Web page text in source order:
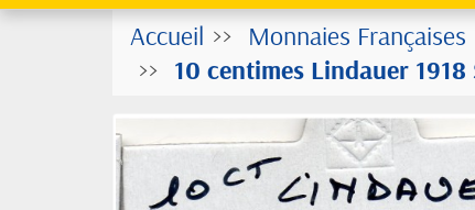
Accueil Monnaies Françaises
10 centimes Lindauer 1918